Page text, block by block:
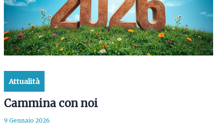
Attualità
Cammina con noi
9 Gennaio 2026